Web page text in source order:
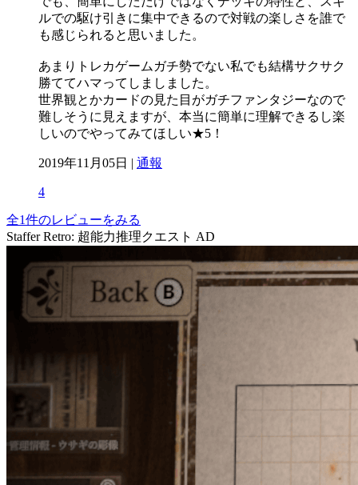
ルでの駆け引きに集中できるので対戦の楽しさを誰で
も感じられると思いました。
あまりトレカゲームガチ勢でない私でも結構サクサク
勝ててハマってしましました。
世界観とかカードの見た目がガチファンタジーなので
難しそうに見えますが、本当に簡単に理解できるし楽
しいのでやってみてほしい★5！
2019年11月05日 | 通報
4
全1件のレビューをみる
Staffer Retro: 超能力推理クエスト AD